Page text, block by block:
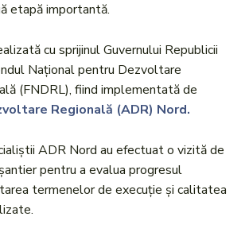
etapă importantă.
cu sprijinul Guvernului Republicii
Național pentru Dezvoltare
(FNDRL), fiind implementată de
Regională (ADR) Nord.
ADR Nord au efectuat o vizită de
pentru a evalua progresul
termenelor de execuție și calitatea